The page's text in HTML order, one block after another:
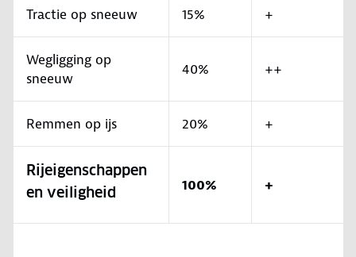
Tractie op sneeuw 15% +
Wegligging op
sneeuw
40% ++
Remmen op ijs 20% +
Rijeigenschappen
en veiligheid
100% +